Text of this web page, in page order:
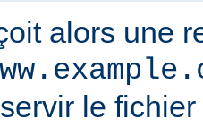
alors une
le fichier